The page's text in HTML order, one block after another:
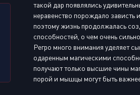
такой дар появлялись
неравенство порождало зависть
поэтому жизнь продолжалась
способностей, о чем очень
Регро много внимания уделяет
одаренным магическими
получают только высшие чины
порой и мышцы могут быть